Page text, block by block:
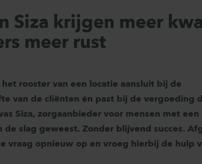
Siza krijgen meer
meer rust
rooster van een locatie aansluit bij de
van de cliënten én past bij de vergoeding
Siza, zorgaanbieder voor mensen met
de slag geweest. Zonder blijvend succes.
vraag opnieuw op en vroeg hierbij de hulp